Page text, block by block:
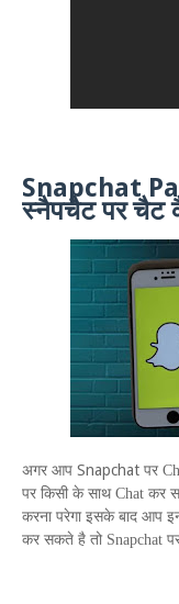
Snapchat
स्नैपचैट पर चैट
अगर आप Snapchat पर
पर किसी के साथ Chat कर
करना परेगा इसके बाद आप
कर सकते है तो Snapchat